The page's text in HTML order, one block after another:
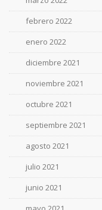
febrero 2022
enero 2022
diciembre 2021
noviembre 2021
octubre 2021
septiembre 2021
agosto 2021
julio 2021
junio 2021